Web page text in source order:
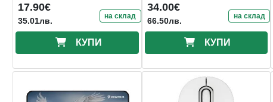
17.90€
35.01лв. на склад
КУПИ
34.00€
66.50лв. на склад
КУПИ